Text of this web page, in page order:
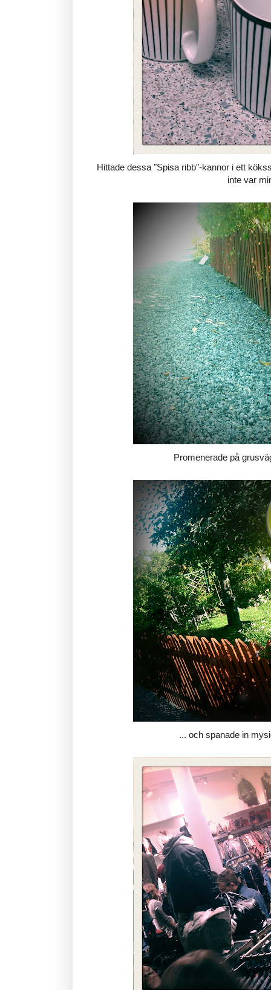
Hittade dessa "Spisa ribb"-kannor i ett
inte var
Promenerade på
... och spanade in